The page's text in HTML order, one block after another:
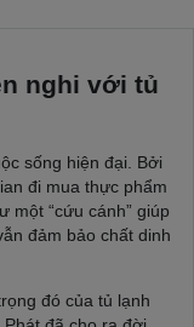
nghi với tủ
sống hiện đại. Bởi
đi mua thực phẩm
một “cứu cánh” giúp
đảm bảo chất dinh
đó của tủ lạnh